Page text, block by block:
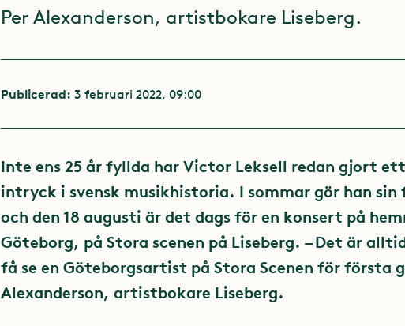
Per Alexanderson, artistbokare Liseberg.
Publicerad: 3 februari 2022, 09:00
Inte ens 25 år fyllda har Victor Leksell redan gjort
intryck i svensk musikhistoria. I sommar gör han
och den 18 augusti är det dags för en konsert på
Göteborg, på Stora scenen på Liseberg. – Det är
få se en Göteborgsartist på Stora Scenen för första
Alexanderson, artistbokare Liseberg.